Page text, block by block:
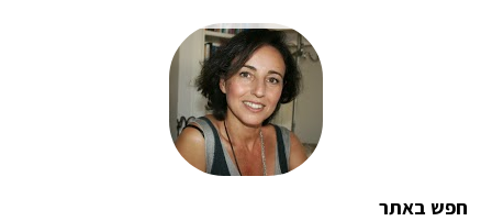
חפש באתר